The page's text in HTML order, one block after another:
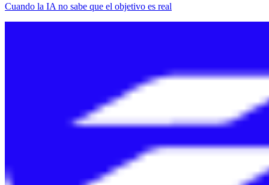
Cuando la IA no sabe que el objetivo es real